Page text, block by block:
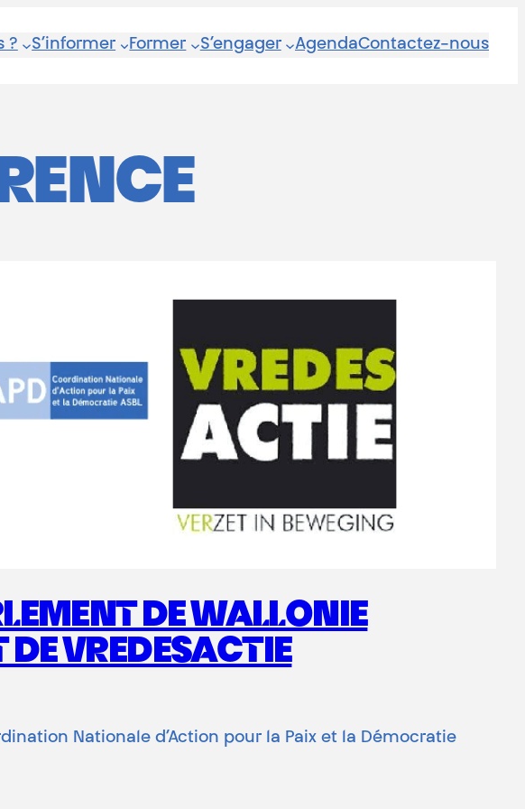
? S’informer Former S’engager AgendaContactez-nous
DE WALLONIE
VREDESACTIE
Nationale d’Action pour la Paix et la Démocratie